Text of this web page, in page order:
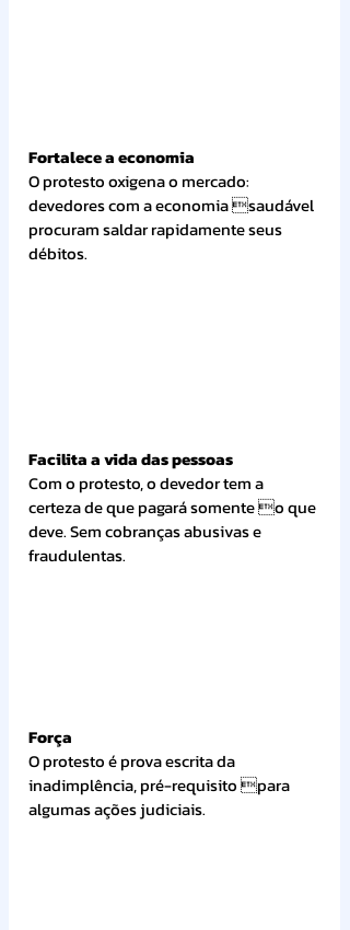
Fortalece a economia
O protesto oxigena o mercado:
devedores com a economia saudável
procuram saldar rapidamente seus
débitos.
Facilita a vida das pessoas
Com o protesto, o devedor tem a
certeza de que pagará somente o que
deve. Sem cobranças abusivas e
fraudulentas.
Força
O protesto é prova escrita da
inadimplência, pré-requisito para
algumas ações judiciais.